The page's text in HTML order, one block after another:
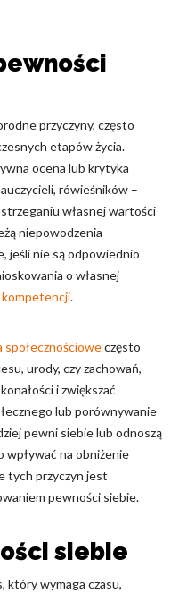
przyczyny, często
etapów życia.
ocena lub krytyka
rówieśników –
własnej wartości
niepowodzenia
jeśli nie są odpowiednio
o własnej
kompetencji.
społecznościoweczęsto
urody, czy zachowań,
i zwiększać
lub porównywanie
pewni siebie lub odnoszą
wpływać na obniżenie
tych przyczyn jest
pewności siebie.
siebie
który wymaga czasu,